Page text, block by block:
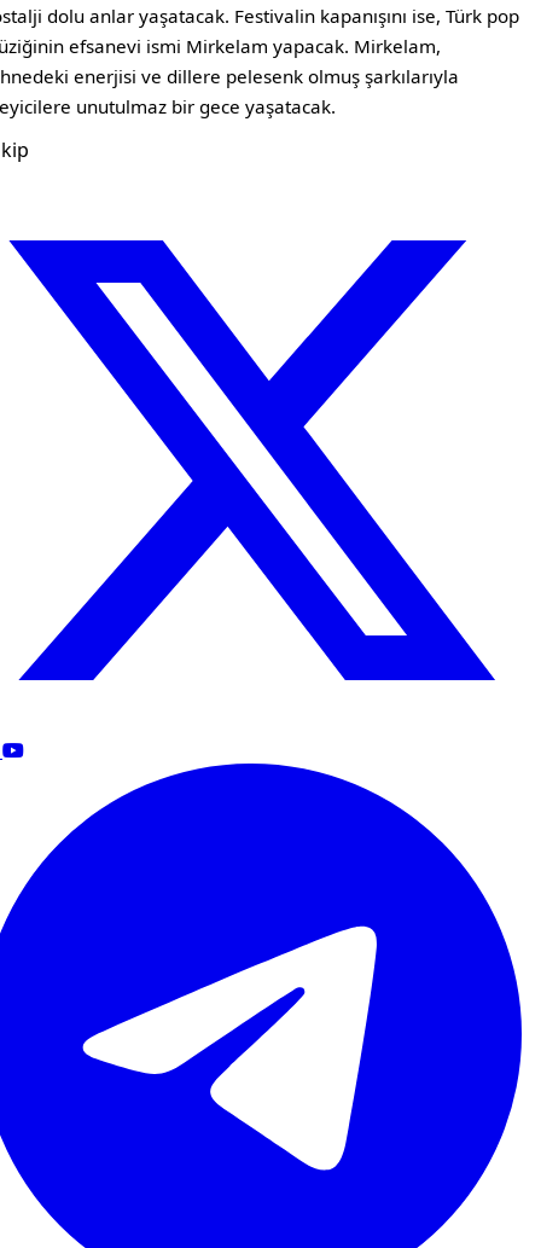
dolu anlar yaşatacak. Festivalin kapanışını ise, Türk pop
efsanevi ismi Mirkelam yapacak. Mirkelam,
enerjisi ve dillere pelesenk olmuş şarkılarıyla
unutulmaz bir gece yaşatacak.